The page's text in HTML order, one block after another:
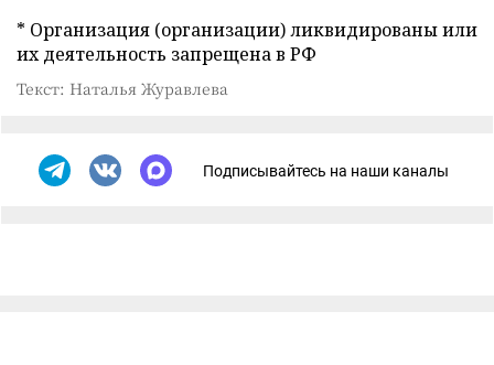
* Организация (организации) ликвидированы или
их деятельность запрещена в РФ
Текст: Наталья Журавлева
Подписывайтесь на наши каналы